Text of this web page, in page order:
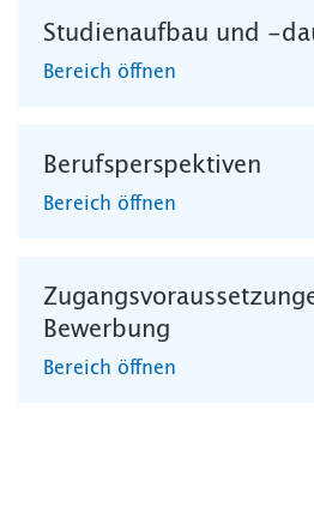
Studienaufbau und -
Bereich öffnen
Berufsperspektiven
Bereich öffnen
Bewerbung
Bereich öffnen